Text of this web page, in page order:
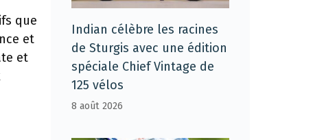
que
et
et
Indian célèbre les racines
de Sturgis avec une édition
spéciale Chief Vintage de
125 vélos
8 août 2026